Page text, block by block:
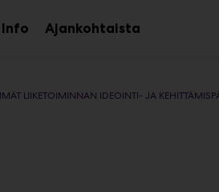
InfoAvaaAjankohtaista
LIIKETOIMINNAN IDEOINTI- JA